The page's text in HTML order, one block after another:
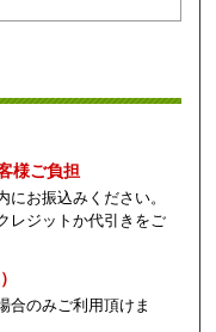
様ご負担
お振込みください。
レジットか代引きをご
）
合のみご利用頂けま